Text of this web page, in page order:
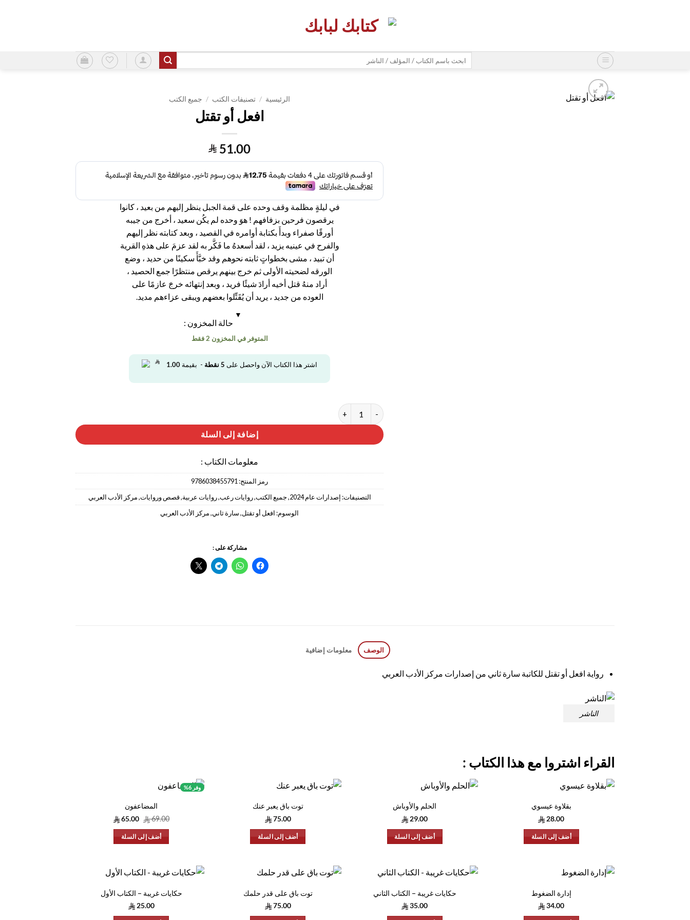
عن:
الرئيسية / تصنيفات الكتب / جميع الكتب
افعل أو تقتل
51.00
في ليلةٍ مظلمة وقف وحده على قمة الجبل ينظر إليهم من بعيد ، كانوا
يرقصون فرحين بزفافهم ! هوَ وحده لم يكُن سعيد ، أخرج من جيبه
أورقًا صفراء وبدأَ بكتابة أوامره في القصيد ، وبعد كتابته نظر إليهم
والفرح في عينيه يزيد ، لقد أسعدهُ ما فَكَّر به لقد عزمَ على هذهِ القرية
أن تبيد ، مشى بخطواتٍ ثابته نحوهم وقد خبَّأَ سكينًا من حديد ، وضع
الورقه لضحيته الأولى ثم خرج بينهم يرقص منتظرًا جمع الحصيد ،
أراد منهُ قتل أخيه أرادَ شيئًا فريد ، وبعد إنتهائه خرجَ عازمًا على
العوده من جديد ، يريد أن يُقَتِّلوا بعضهم ويبقى عزاءهم مديد.
حالة المخزون :
المتوفر في المخزون 2 فقط
اشتر هذا الكتاب الآن واحصل على 5 نقطة - بقيمة1.00
كمية افعل أو تقتل
إضافة إلى السلة
معلومات الكتاب :
رمز المنتج:9786038455791
التصنيفات: إصدارات عام 2024 ,جميع الكتب,روايات رعب,روايات عربية,قصص وروايات,مركز الأدب العربي
الوسوم: افعل أو تقتل,سارة ثاني,مركز الأدب العربي
مشاركة على :
الوصف معلومات إضافية
رواية افعل أو تقتل للكاتبة سارة ثاني من إصدارات مركز الأدب العربي
الناشر
القراء اشتروا مع هذا الكتاب :
بقلاوة عيسوي
28.00
أضف إلى السلة
الحلم والأوباش
29.00
أضف إلى السلة
توت باق يعبر عنك
75.00
أضف إلى السلة
وفر 6%
المضاعفون
69.00
السعر
الأصلي
هو:
69.00.
65.00
الحالي
أضف إلى السلة
إدارة الضغوط
34.00
حكايات غريبة – الكتاب الثاني
35.00
توت باق على قدر حلمك
75.00
حكايات غريبة – الكتاب الأول
25.00